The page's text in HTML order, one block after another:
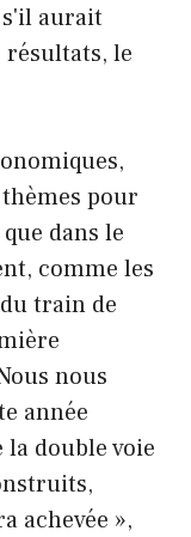
aurait
le
pour
dans le
comme les
train de
nous
année
double voie
achevée »,